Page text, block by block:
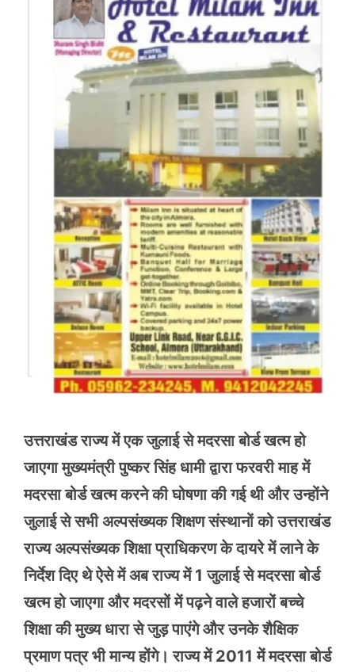
उत्तराखंड राज्य में एक जुलाई से मदरसा बोर्ड खत्म हो
जाएगा मुख्यमंत्री पुष्कर सिंह धामी द्वारा फरवरी माह में
मदरसा बोर्ड खत्म करने की घोषणा की गई थी और उन्होंने
जुलाई से सभी अल्पसंख्यक शिक्षण संस्थानों को उत्तराखंड
राज्य अल्पसंख्यक शिक्षा प्राधिकरण के दायरे में लाने के
निर्देश दिए थे ऐसे में अब राज्य में 1 जुलाई से मदरसा बोर्ड
खत्म हो जाएगा और मदरसों में पढ़ने वाले हजारों बच्चे
शिक्षा की मुख्य धारा से जुड़ पाएंगे और उनके शैक्षिक
प्रमाण पत्र भी मान्य होंगे। राज्य में 2011 में मदरसा बोर्ड